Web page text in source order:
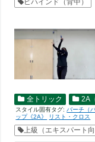
ビハインド（背中）
全トリック 2A
スタイル固有タグ: バーチ（
ップ《2A》
リスト・クロス
上級（エキスパート向